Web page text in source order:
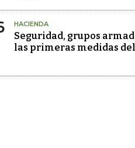
HACIENDA
Seguridad, grupos
las primeras medidas